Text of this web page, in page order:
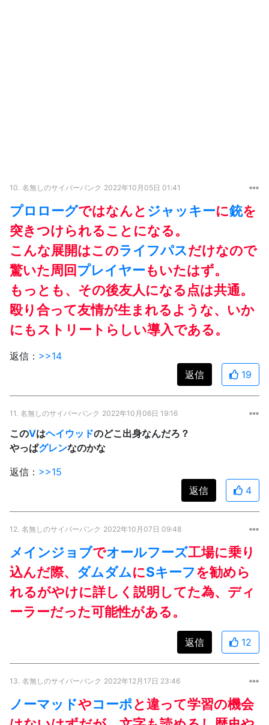
10. 名無しのサイバーパンク 2022年10月05日 01:41
プロローグではなんと ジャッキーに銃を
突きつけられることになる。
こんな展開はこのライフパスだけなので
驚いた周回 プレイヤーもいたはず。
もっとも、その後友人になる点は共通。
殴り合って友情が生まれるような、いか
にもストリートらしい導入である。
返信： >>14
返信
19
11. 名無しのサイバーパンク 2022年10月06日 19:16
このVはヘイウッドのどこ出身なんだろ？
やっぱグレンなのかな
返信： >>15
返信
4
12. 名無しのサイバーパンク 2022年10月07日 09:48
メインジョブでオールフーズ工場に乗り
込んだ際、 ダムダムにSキーフを勧めら
れるがやけに詳しく説明してた為、ディ
ーラーだった可能性がある。
返信 12
13. 名無しのサイバーパンク 2022年12月17日 23:46
ノーマッドやコーポと違って学習の機会